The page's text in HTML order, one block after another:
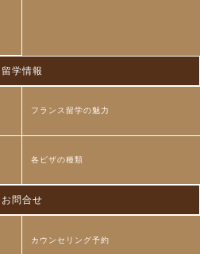
留学情報
フランス留学の魅力
各ビザの種類
お問合せ
カウンセリング予約